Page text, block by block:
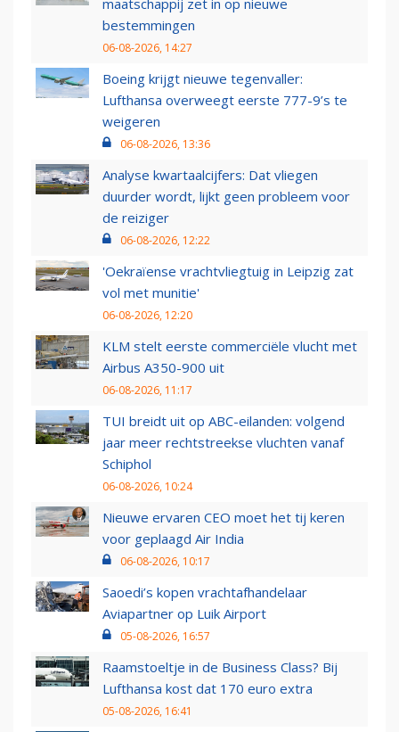
maatschappij zet in op nieuwe
bestemmingen
06-08-2026, 14:27
Boeing krijgt nieuwe tegenvaller:
Lufthansa overweegt eerste 777-9’s te
weigeren
06-08-2026, 13:36
Analyse kwartaalcijfers: Dat vliegen
duurder wordt, lijkt geen probleem voor
de reiziger
06-08-2026, 12:22
'Oekraïense vrachtvliegtuig in Leipzig zat
vol met munitie'
06-08-2026, 12:20
KLM stelt eerste commerciële vlucht met
Airbus A350-900 uit
06-08-2026, 11:17
TUI breidt uit op ABC-eilanden: volgend
jaar meer rechtstreekse vluchten vanaf
Schiphol
06-08-2026, 10:24
Nieuwe ervaren CEO moet het tij keren
voor geplaagd Air India
06-08-2026, 10:17
Saoedi’s kopen vrachtafhandelaar
Aviapartner op Luik Airport
05-08-2026, 16:57
Raamstoeltje in de Business Class? Bij
Lufthansa kost dat 170 euro extra
05-08-2026, 16:41